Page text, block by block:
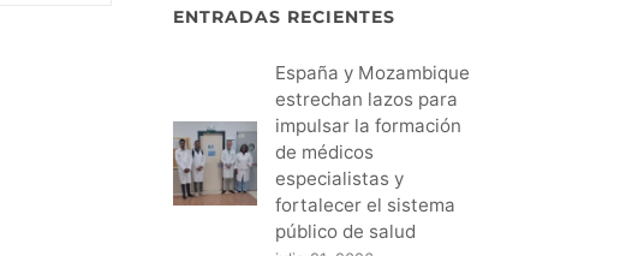
ENTRADAS RECIENTES
España y Mozambique
estrechan lazos para
impulsar la formación
de médicos
especialistas y
fortalecer el sistema
público de salud